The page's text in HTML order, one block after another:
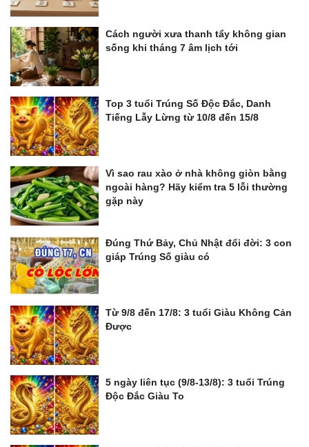
Cách người xưa thanh tẩy không gian
sống khi tháng 7 âm lịch tới
Top 3 tuổi Trúng Số Độc Đắc, Danh
Tiếng Lẫy Lừng từ 10/8 đến 15/8
Vì sao rau xào ở nhà không giòn bằng
ngoài hàng? Hãy kiểm tra 5 lỗi thường
gặp này
Đúng Thứ Bảy, Chủ Nhật đổi đời: 3 con
giáp Trúng Số giàu có
Từ 9/8 đến 17/8: 3 tuổi Giàu Không Cản
Được
5 ngày liên tục (9/8-13/8): 3 tuổi Trúng
Độc Đắc Giàu To